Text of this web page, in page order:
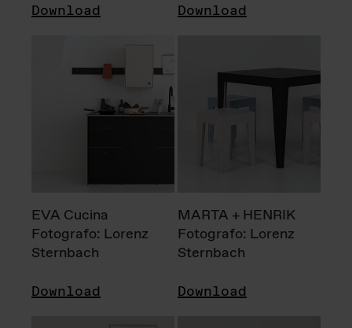
Download Download
EVA Cucina
Fotografo: Lorenz
Sternbach
Download
MARTA + HENRIK
Fotografo: Lorenz
Sternbach
Download